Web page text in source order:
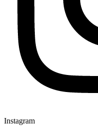
Instagram